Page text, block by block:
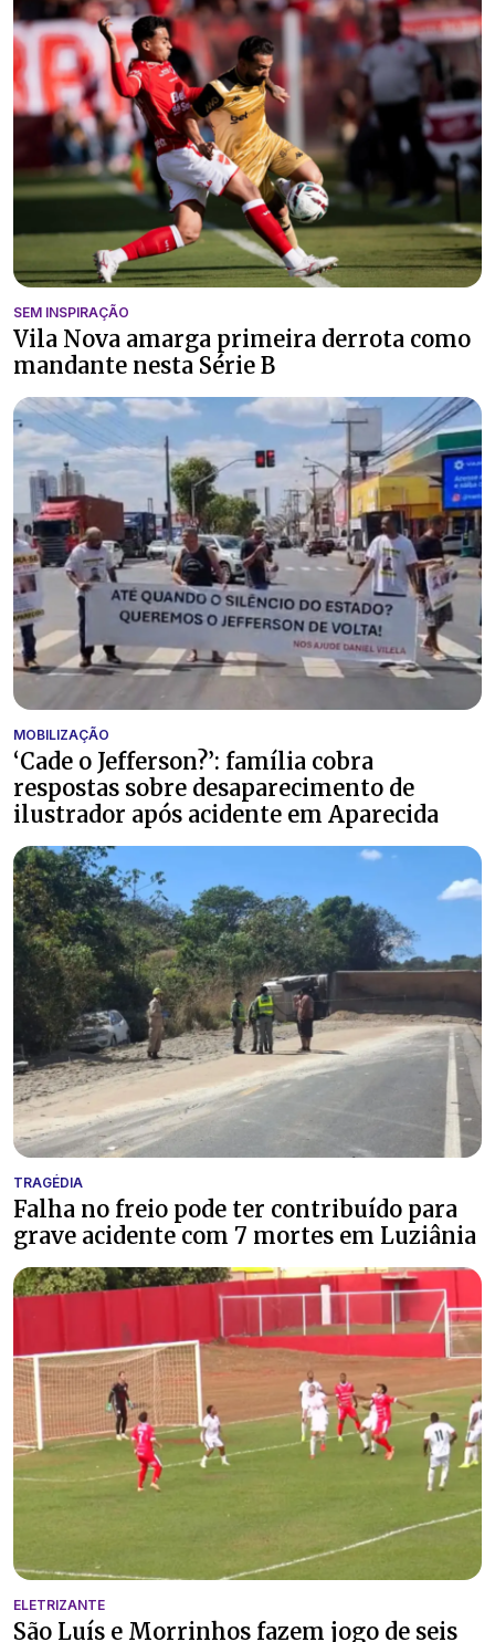
SEM INSPIRAÇÃO
Vila Nova amarga primeira derrota como
mandante nesta Série B
MOBILIZAÇÃO
‘Cade o Jefferson?’: família cobra
respostas sobre desaparecimento de
ilustrador após acidente em Aparecida
TRAGÉDIA
Falha no freio pode ter contribuído para
grave acidente com 7 mortes em Luziânia
ELETRIZANTE
São Luís e Morrinhos fazem jogo de seis